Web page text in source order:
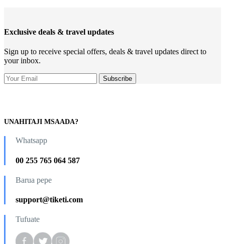
Exclusive deals & travel updates
Sign up to receive special offers, deals & travel updates direct to
your inbox.
UNAHITAJI MSAADA?
Whatsapp
00 255 765 064 587
Barua pepe
support@tiketi.com
Tufuate